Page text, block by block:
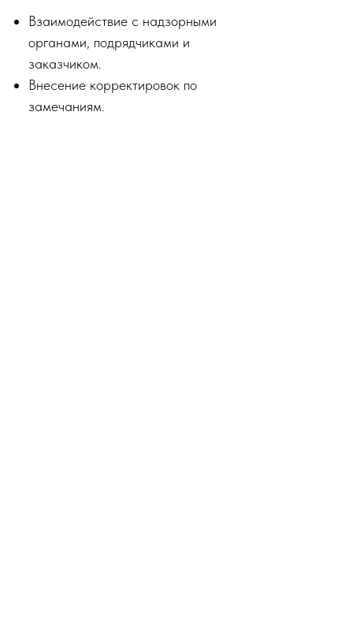
Взаимодействие с надзорными
органами, подрядчиками и
заказчиком.
Внесение корректировок по
замечаниям.